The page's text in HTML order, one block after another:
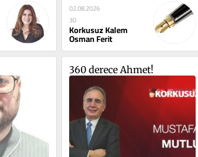
02.08.2026
30
Korkusuz Kalem
Osman Ferit
360 derece Ahmet!